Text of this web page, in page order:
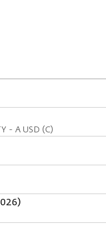
- A USD (C)